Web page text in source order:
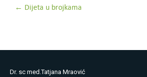
Post
← Dijeta u brojkama
Dr. sc med.Tatjana Mraović